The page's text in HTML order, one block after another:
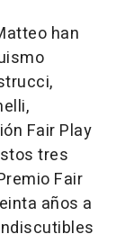
han
Fair Play
tres
Fair
años a